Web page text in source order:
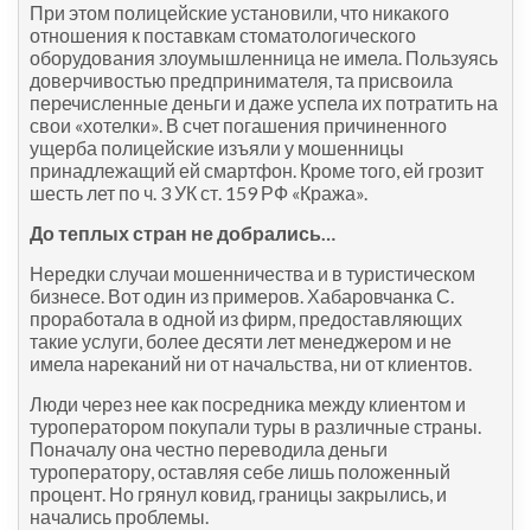
При этом полицейские установили, что никакого
отношения к поставкам стоматологического
оборудования злоумышленница не имела. Пользуясь
доверчивостью предпринимателя, та присвоила
перечисленные деньги и даже успела их потратить на
свои «хотелки». В счет погашения причиненного
ущерба полицейские изъяли у мошенницы
принадлежащий ей смартфон. Кроме того, ей грозит
шесть лет по ч. 3 УК ст. 159 РФ «Кража».
До теплых стран не добрались…
Нередки случаи мошенничества и в туристическом
бизнесе. Вот один из примеров. Хабаровчанка С.
проработала в одной из фирм, предоставляющих
такие услуги, более десяти лет менеджером и не
имела нареканий ни от начальства, ни от клиентов.
Люди через нее как посредника между клиентом и
туроператором покупали туры в различные страны.
Поначалу она честно переводила деньги
туроператору, оставляя себе лишь положенный
процент. Но грянул ковид, границы закрылись, и
начались проблемы.